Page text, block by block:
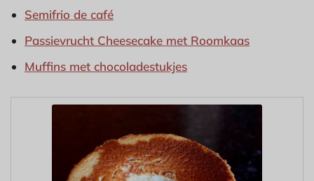
Semifrio de café
Passievrucht Cheesecake met Roomkaas
Muffins met chocoladestukjes